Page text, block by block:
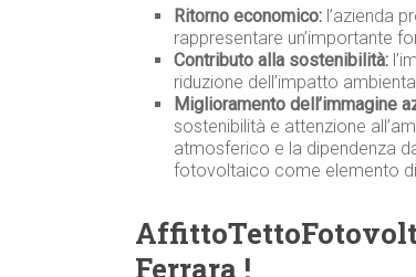
Ritorno economico: l’azienda
rappresentare un’importante
Contributo alla sostenibilità:
riduzione dell’impatto
Miglioramento dell’immagine
sostenibilità e attenzione
atmosferico e la dipendenza
fotovoltaico come elemento
Ferrara !